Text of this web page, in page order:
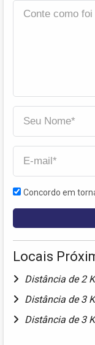
Concordo em
Locais
Distância de 2
Distância de 3
Distância de 3